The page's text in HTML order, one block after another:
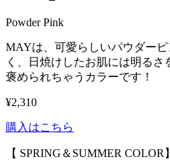
Powder Pink
MAYは、可愛らしいパウダー
く、日焼けしたお肌には明るさ
褒められちゃうカラーです！
¥2,310
購入はこちら
【 SPRING＆SUMMER COLOR】